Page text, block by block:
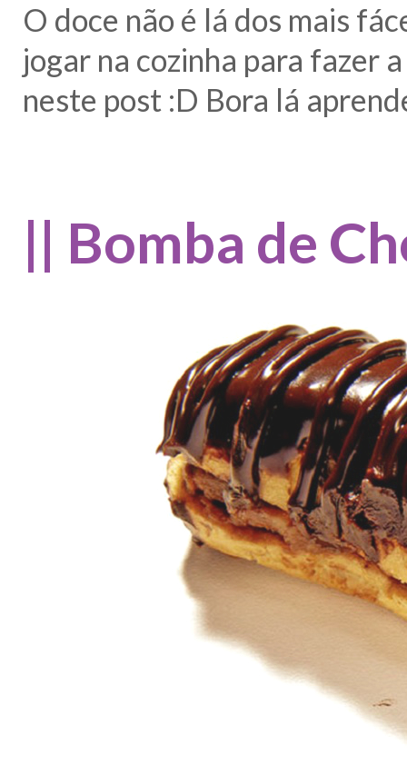
O doce não é lá dos mais
jogar na cozinha para fazer
neste post :D Bora lá
|| Bomba de